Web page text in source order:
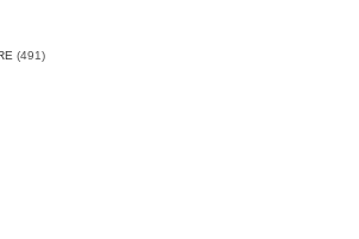
(491)